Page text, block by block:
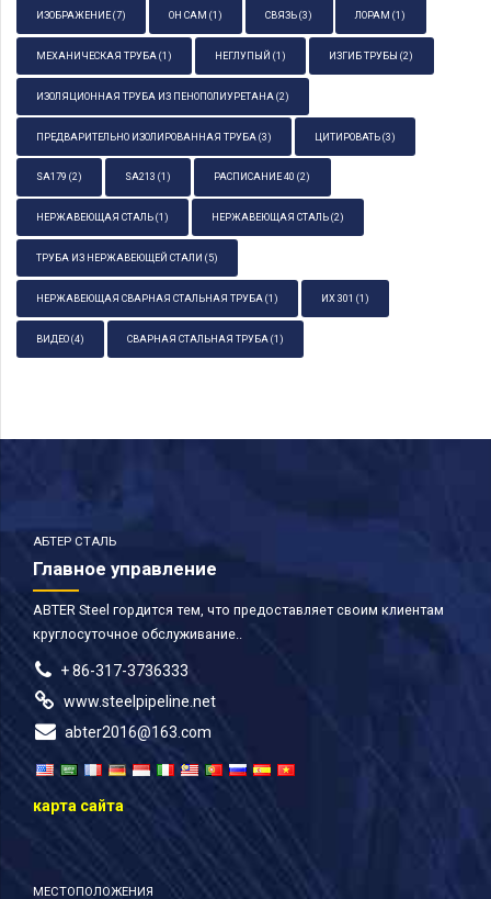
ИЗОБРАЖЕНИЕ (7) ОН САМ (1) СВЯЗЬ (3) ЛОРАМ (1)
МЕХАНИЧЕСКАЯ ТРУБА (1) НЕГЛУПЫЙ (1) ИЗГИБ ТРУБЫ (2)
ИЗОЛЯЦИОННАЯ ТРУБА ИЗ ПЕНОПОЛИУРЕТАНА (2)
ПРЕДВАРИТЕЛЬНО ИЗОЛИРОВАННАЯ ТРУБА (3) ЦИТИРОВАТЬ (3)
SA179 (2) SA213 (1) РАСПИСАНИЕ 40 (2)
НЕРЖАВЕЮЩАЯ СТАЛЬ (1) НЕРЖАВЕЮЩАЯ СТАЛЬ (2)
ТРУБА ИЗ НЕРЖАВЕЮЩЕЙ СТАЛИ (5)
НЕРЖАВЕЮЩАЯ СВАРНАЯ СТАЛЬНАЯ ТРУБА (1) ИХ 301 (1)
ВИДЕО (4) СВАРНАЯ СТАЛЬНАЯ ТРУБА (1)
АБТЕР СТАЛЬ
Главное управление
ABTER Steel гордится тем, что предоставляет своим клиентам
круглосуточное обслуживание..
+ 86-317-3736333
www.steelpipeline.net
abter2016@163.com
карта сайта
МЕСТОПОЛОЖЕНИЯ